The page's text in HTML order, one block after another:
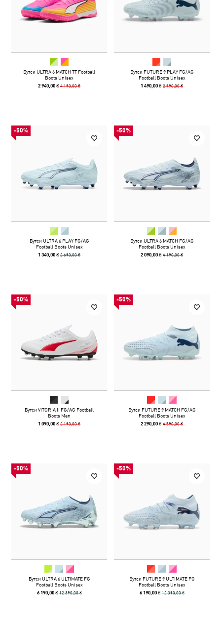
Бутси ULTRA 6 MATCH TT Football
Boots Unisex
2 940,00 ₴4 190,00 ₴
Бутси FUTURE 9 PLAY FG/AG
Football Boots Unisex
1 490,00 ₴2 990,00 ₴
-50%
Бутси ULTRA 6 PLAY FG/AG
Football Boots Unisex
1 340,00 ₴2 690,00 ₴
-50%
Бутси ULTRA 6 MATCH FG/AG
Football Boots Unisex
2 090,00 ₴4 190,00 ₴
-50%
Бутси VITORIA II FG/AG Football
Boots Men
1 090,00 ₴2 190,00 ₴
-50%
Бутси FUTURE 9 MATCH FG/AG
Football Boots Unisex
2 290,00 ₴4 590,00 ₴
-50%
Бутси ULTRA 6 ULTIMATE FG
Football Boots Unisex
6 190,00 ₴ 12 390,00 ₴
-50%
Бутси FUTURE 9 ULTIMATE FG
Football Boots Unisex
6 190,00 ₴ 12 390,00 ₴